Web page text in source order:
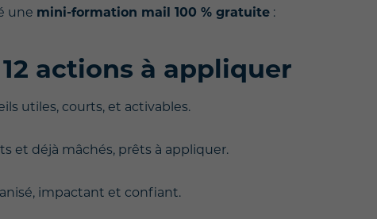
une mini-formation mail 100 % gratuite :
actions à appliquer
utiles, courts, et activables.
et déjà mâchés, prêts à appliquer.
impactant et confiant.